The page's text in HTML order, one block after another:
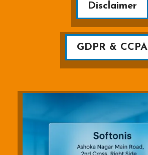
Disclaimer
GDPR & CCPA